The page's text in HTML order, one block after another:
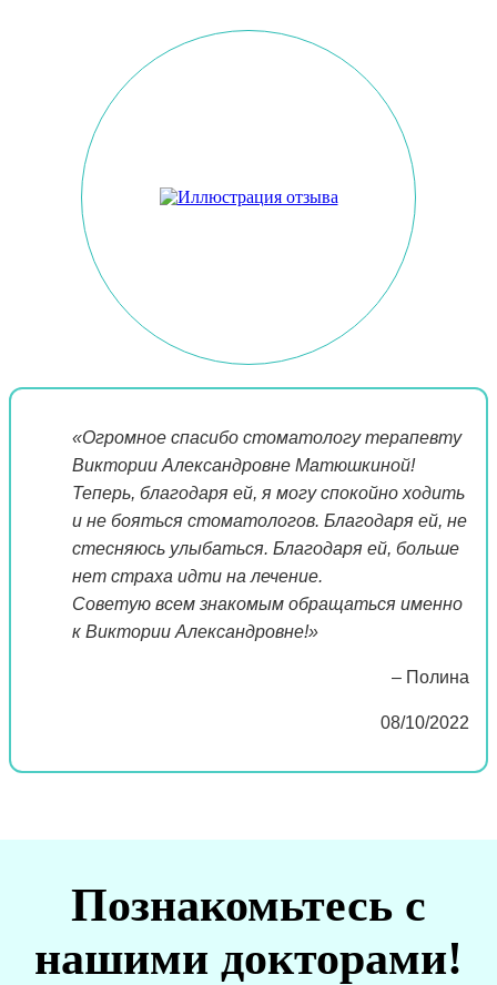
«Огромное спасибо стоматологу терапевту
Виктории Александровне Матюшкиной!
Теперь, благодаря ей, я могу спокойно ходить
и не бояться стоматологов. Благодаря ей, не
стесняюсь улыбаться. Благодаря ей, больше
нет страха идти на лечение.
Советую всем знакомым обращаться именно
к Виктории Александровне!»
– Полина
08/10/2022
Познакомьтесь с
нашими докторами!